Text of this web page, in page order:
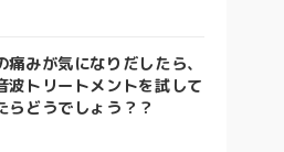
痛みが気になりだしたら、
波トリートメントを試して
らどうでしょう？？